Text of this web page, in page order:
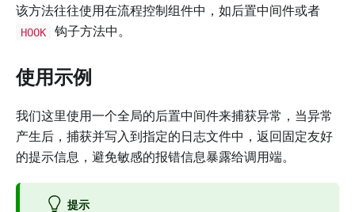
该方法往往使用在流程控制组件中，如后置中间件或者
HOOK 钩子方法中。
使用示例
我们这里使用一个全局的后置中间件来捕获异常，当异常
产生后，捕获并写入到指定的日志文件中，返回固定友好
的提示信息，避免敏感的报错信息暴露给调用端。
提示